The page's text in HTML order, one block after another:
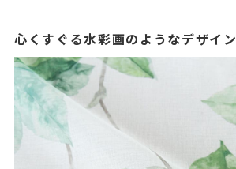
心くすぐる水彩画のようなデザイン